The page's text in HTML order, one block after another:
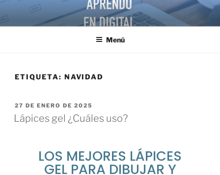
Menú
ETIQUETA: NAVIDAD
27 DE ENERO DE 2025
Lápices gel ¿Cuáles uso?
LOS MEJORES LÁPICES
GEL PARA DIBUJAR Y